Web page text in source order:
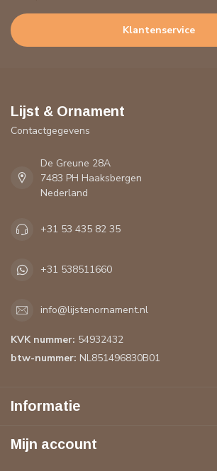
Klantenservice
Lijst & Ornament
Contactgegevens
De Greune 28A
7483 PH Haaksbergen
Nederland
+31 53 435 82 35
+31 538511660
info@lijstenornament.nl
KVK nummer: 54932432
btw-nummer: NL851496830B01
Informatie
Mijn account